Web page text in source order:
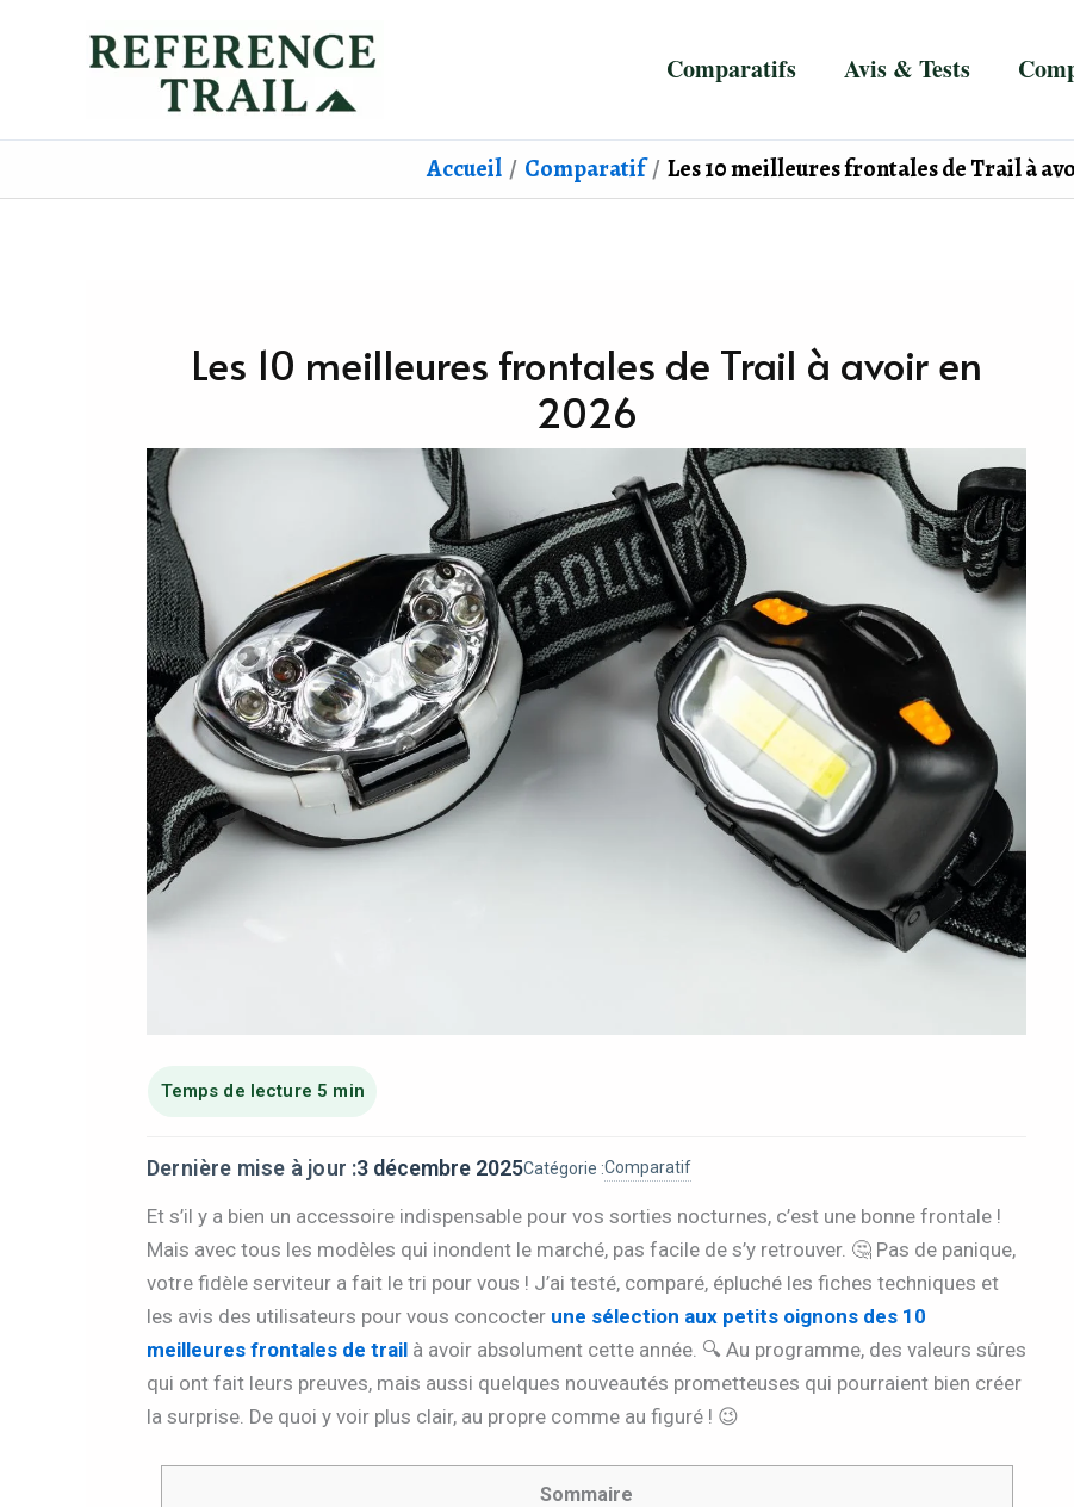
Comparatifs Avis & Tests
Accueil Comparatif Les 10 meilleures frontales de Trail à
Les 10 meilleures frontales de Trail à avoir en
2026
Dernière mise à jour :3 décembre 2025Catégorie :Comparatif
Et s’il y a bien un accessoire indispensable pour vos sorties nocturnes, c’est une bonne frontale !
Mais avec tous les modèles qui inondent le marché, pas facile de s’y retrouver. 🤔 Pas de panique,
votre fidèle serviteur a fait le tri pour vous ! J’ai testé, comparé, épluché les fiches techniques et
les avis des utilisateurs pour vous concocter une sélection aux petits oignons des 10
meilleures frontales de trail à avoir absolument cette année. 🔍 Au programme, des valeurs sûres
qui ont fait leurs preuves, mais aussi quelques nouveautés prometteuses qui pourraient bien créer
la surprise. De quoi y voir plus clair, au propre comme au figuré ! 😉
Sommaire